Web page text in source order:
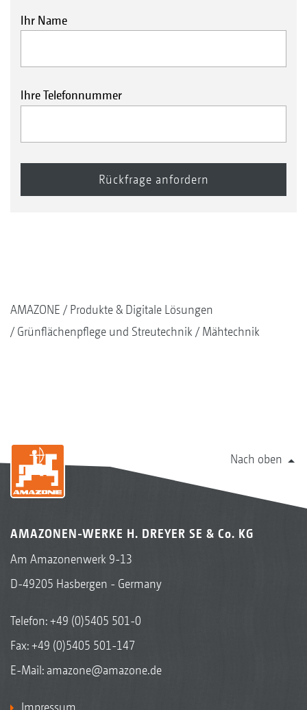
Ihr Name
Ihre Telefonnummer
AMAZONE
Produkte & Digitale Lösungen
Grünflächenpflege und Streutechnik
Mähtechnik
Nach oben
AMAZONEN-WERKE H. DREYER SE & Co. KG
Am Amazonenwerk 9-13
D-49205 Hasbergen - Germany
Telefon:+49 (0)5405 501-0
Fax: +49 (0)5405 501-147
E-Mail: amazone@amazone.de
Impressum